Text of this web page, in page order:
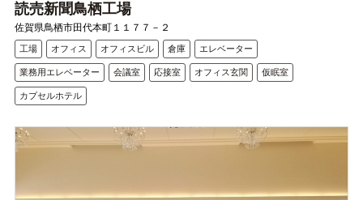
読売新聞鳥栖工場
佐賀県鳥栖市田代本町１１７７－２
工場 オフィス オフィスビル 倉庫 エレベーター
業務用エレベーター 会議室 応接室 オフィス玄関 仮眠室
カプセルホテル